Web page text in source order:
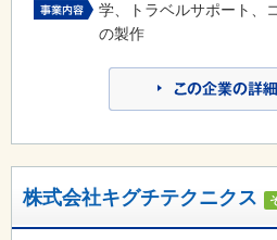
学、トラベルサポート、
の製作
株式会社キグチテクニクス